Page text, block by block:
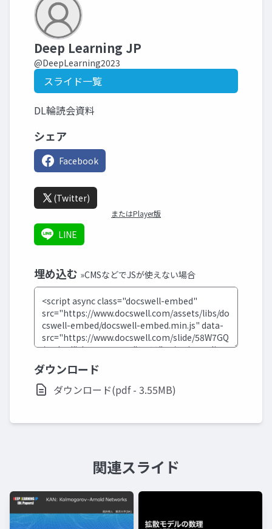
Deep Learning JP
@DeepLearning2023
スライド一覧
DL輪読会資料
シェア
Facebook
(Twitter)
またはPlayer版
LINE
埋め込む »CMSなどでJSが使えない場合
ダウンロード
ダウンロード(pdf - 3.55MB)
関連スライド